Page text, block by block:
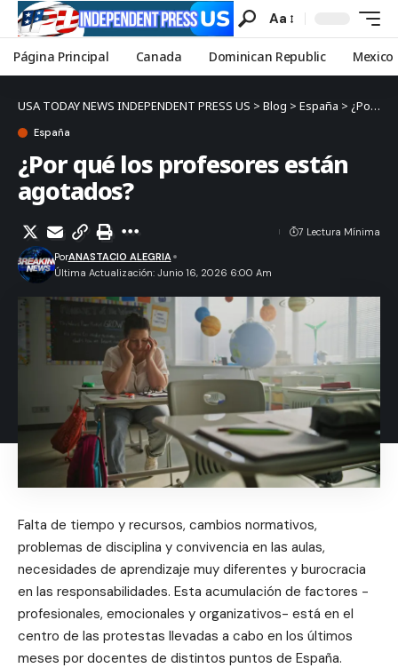
Aa
Página Principal Canada Dominican Republic Mexico
USA TODAY NEWS INDEPENDENT PRESS US > Blog > España > ¿Por qué los profesores están agotados?
España
¿Por qué los profesores están
agotados?
Última Actualización: Junio 16, 2026 6:00 Am
PorANASTACIO ALEGRIA
7 Lectura Mínima
Falta de tiempo y recursos, cambios normativos,
problemas de disciplina y convivencia en las aulas,
necesidades de aprendizaje muy diferentes y burocracia
en las responsabilidades. Esta acumulación de factores -
profesionales, emocionales y organizativos- está en el
centro de las protestas llevadas a cabo en los últimos
meses por docentes de distintos puntos de España.